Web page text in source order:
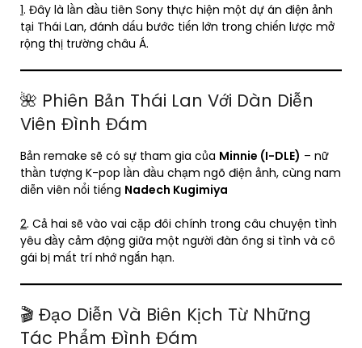
1. Đây là lần đầu tiên Sony thực hiện một dự án điện ảnh
tại Thái Lan, đánh dấu bước tiến lớn trong chiến lược mở
rộng thị trường châu Á.
🌺 Phiên Bản Thái Lan Với Dàn Diễn
Viên Đình Đám
Bản remake sẽ có sự tham gia của Minnie (I-DLE) – nữ
thần tượng K-pop lần đầu chạm ngõ điện ảnh, cùng nam
diễn viên nổi tiếng Nadech Kugimiya
2. Cả hai sẽ vào vai cặp đôi chính trong câu chuyện tình
yêu đầy cảm động giữa một người đàn ông si tình và cô
gái bị mất trí nhớ ngắn hạn.
🎬 Đạo Diễn Và Biên Kịch Từ Những
Tác Phẩm Đình Đám